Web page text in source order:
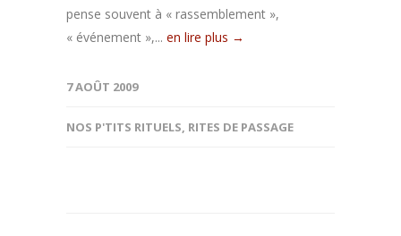
pense souvent à « rassemblement »,
« événement »,... en lire plus →
7 AOÛT 2009
NOS P'TITS RITUELS, RITES DE PASSAGE